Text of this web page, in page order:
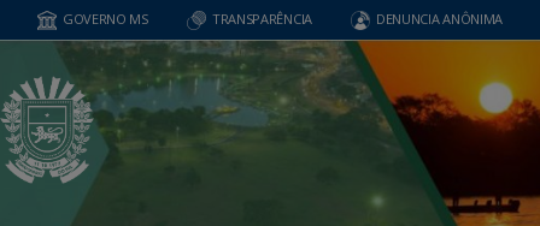
GOVERNO MS TRANSPARÊNCIA DENUNCIA ANÔNIMA